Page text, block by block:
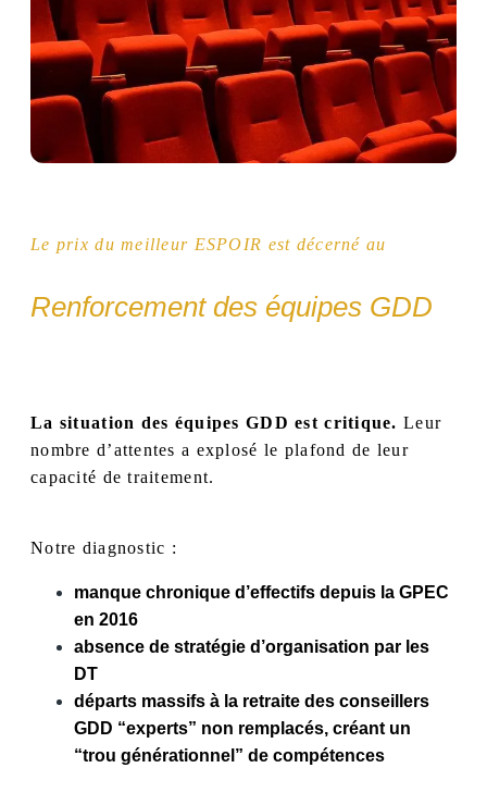
Le prix du meilleur ESPOIR est décerné au
Renforcement des équipes GDD
La situation des équipes GDD est critique.Leur
nombre d’attentes a explosé le plafond de leur
capacité de traitement.
Notre diagnostic :
manque chronique d’effectifs depuis la GPEC
en 2016
absence de stratégie d’organisation par les
DT
départs massifs à la retraite des conseillers
GDD “experts” non remplacés, créant un
“trou générationnel” de compétences